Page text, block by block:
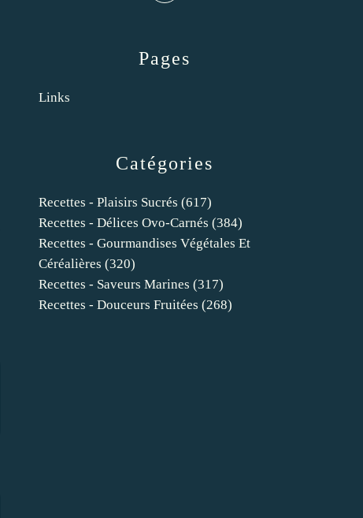
Catégories
Recettes - Plaisirs Sucrés (617)
Recettes - Délices Ovo-Carnés (384)
Recettes - Gourmandises Végétales Et
Céréalières (320)
Recettes - Saveurs Marines (317)
Recettes - Douceurs Fruitées (268)
Pages
Links